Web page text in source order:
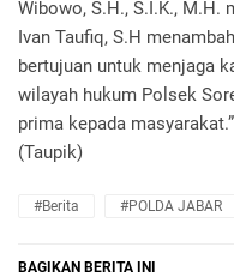
Wibowo, S.H., S.I.K., M.H.
Ivan Taufiq, S.H
bertujuan untuk menjaga
wilayah hukum Polsek
prima kepada
(Taupik)
#Berita #POLDA JABAR
BAGIKAN BERITA INI